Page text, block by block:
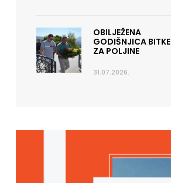
OBILJEŽENA
GODIŠNJICA BITKE
ZA POLJINE
31.07.2026.